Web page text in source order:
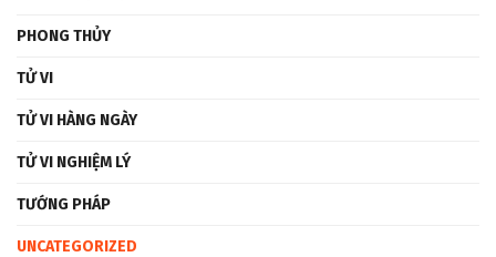
PHONG THỦY
TỬ VI
TỬ VI HÀNG NGÀY
TỬ VI NGHIỆM LÝ
TƯỚNG PHÁP
UNCATEGORIZED